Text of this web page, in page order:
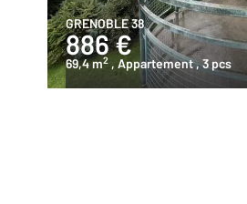
GRENOBLE 38
886 €
69,4 m2 , Appartement, 3 pcs